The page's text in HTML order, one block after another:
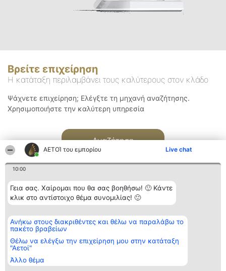
ΑΕΤΟΊ του εμπορίου Live chat
10:00
Γεια σας. Χαίρομαι που θα σας βοηθήσω! 🙂 Κάντε
κλικ στο αντίστοιχο θέμα συνομιλίας! 🙂
Ανήκω στους διακριθέντες και θέλω να παραλάβω το
πακέτο βραβείων
Θέλω να ελέγξω την επιχείρηση μου στην κατάταξη
"Αετοί"
Άλλο θέμα
Βρείτε επιχείρηση
Η κατάταξη περιλαμβάνει τους καλύτερους στον κλάδο
Ψάχνετε επιχείρηση; Ελέγξτε τη μηχανή αναζήτησης.
Χρησιμοποιήστε την καλύτερη υπηρεσία
Αναζήτηση
Διοργανωτής της
κατάταξης
BEAUTIFUL COMPANY
ΤΗΛ. ΕΠΙΚΟΙΝΩΝΙΑΣ:
2104128019
email:
aetoi@beautifulcompany.co
Κατάταξη
Διακριθέντες
των
διακριθέντων
προϋποθέσεις
Επικοινωνία
Επικοινωνία